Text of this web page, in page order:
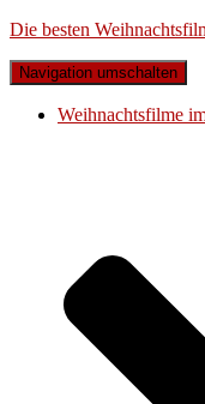
Die besten
Navigation umschalten
Weihnachtsfilme